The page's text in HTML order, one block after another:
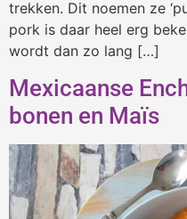
trekken. Dit noemen ze
pork is daar heel erg
wordt dan zo lang […]
Mexicaanse
bonen en Maïs